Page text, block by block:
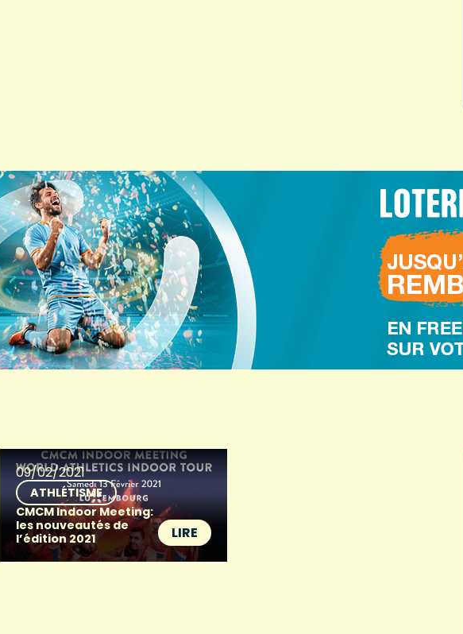
09/02/2021
ATHLÉTISME
CMCM Indoor Meeting:
les nouveautés de
l’édition 2021
LIRE